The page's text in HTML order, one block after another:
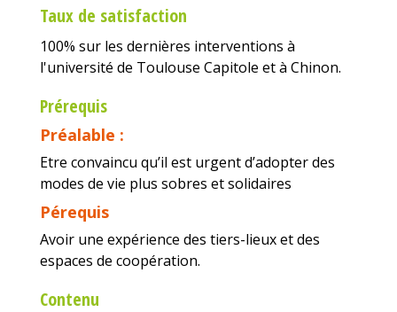
Taux de satisfaction
100% sur les dernières interventions à
l'université de Toulouse Capitole et à Chinon.
Prérequis
Préalable :
Etre convaincu qu’il est urgent d’adopter des
modes de vie plus sobres et solidaires
Pérequis
Avoir une expérience des tiers-lieuxet des
espaces de coopération.
Contenu